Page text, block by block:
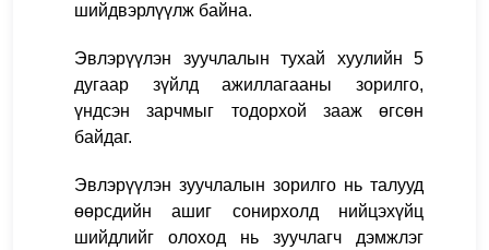
шийдвэрлүүлж байна.
Эвлэрүүлэн зуучлалын тухай хуулийн 5
дугаар зүйлд ажиллагааны зорилго,
үндсэн зарчмыг тодорхой зааж өгсөн
байдаг.
Эвлэрүүлэн зуучлалын зорилго нь талууд
өөрсдийн ашиг сонирхолд нийцэхүйц
шийдлийг олоход нь зуучлагч дэмжлэг